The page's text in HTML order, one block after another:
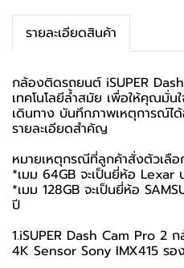
รายละเอียดสินค้า
กล้องติดรถยนต์ iSUPER
เทคโนโลยีล้ำสมัย เพื่อให้คุณมั่
เดินทาง บันทึกภาพเหตุการณ์ไ
รายละเอียดสำคัญ
หมายเหตุกรณีที่ลูกค้าสั่งตัวเลือ
*เมม 64GB จะเป็นยี่ห้อ Lexar
*เมม 128GB จะเป็นยี่ห้อ
ปี
1.iSUPER Dash Cam Pro
4K Sensor Sony IMX415 รอ